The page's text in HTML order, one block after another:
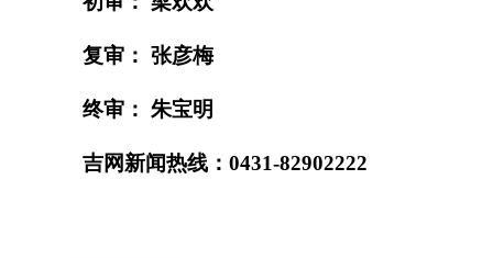
复审： 张彦梅
终审： 朱宝明
吉网新闻热线：0431-82902222